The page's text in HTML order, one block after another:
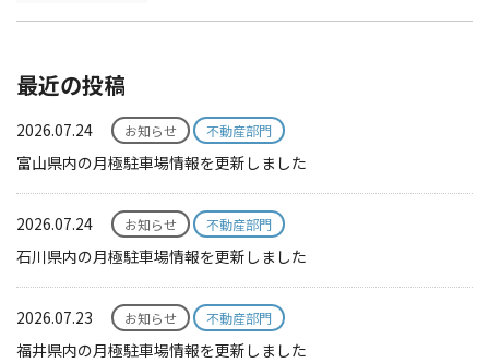
最近の投稿
2026.07.24 お知らせ 不動産部門
富山県内の月極駐車場情報を更新しました
2026.07.24 お知らせ 不動産部門
石川県内の月極駐車場情報を更新しました
2026.07.23 お知らせ 不動産部門
福井県内の月極駐車場情報を更新しました